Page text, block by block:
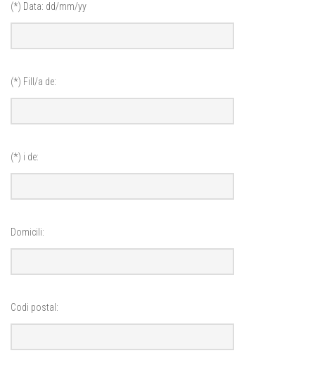
(*) Data: dd/mm/yy
(*) Fill/a de:
(*) i de:
Domicili:
Codi postal: